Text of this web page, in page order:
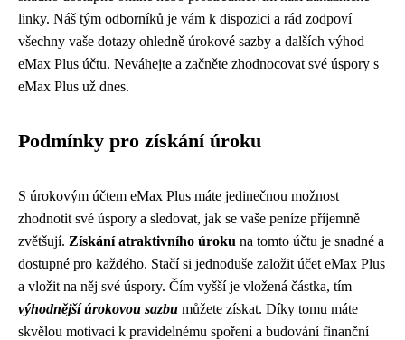
linky. Náš tým odborníků je vám k dispozici a rád zodpoví
všechny vaše dotazy ohledně úrokové sazby a dalších výhod
eMax Plus účtu. Neváhejte a začněte zhodnocovat své úspory s
eMax Plus už dnes.
Podmínky pro získání úroku
S úrokovým účtem eMax Plus máte jedinečnou možnost
zhodnotit své úspory a sledovat, jak se vaše peníze příjemně
zvětšují. Získání atraktivního úroku na tomto účtu je snadné a
dostupné pro každého. Stačí si jednoduše založit účet eMax Plus
a vložit na něj své úspory. Čím vyšší je vložená částka, tím
výhodnější úrokovou sazbu můžete získat. Díky tomu máte
skvělou motivaci k pravidelnému spoření a budování finanční